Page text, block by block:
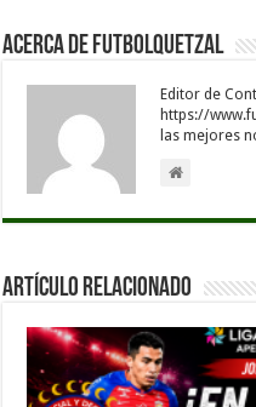
Acerca de Futbolquetzal
Editor de
https://
las mejores
Artículo Relacionado